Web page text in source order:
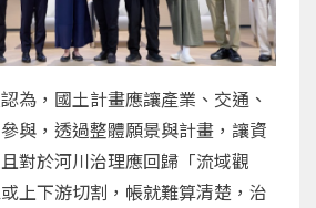
為，國土計畫應讓產業、交通、
與，透過整體願景與計畫，讓資
對於河川治理應回歸「流域觀
上下游切割，帳就難算清楚，治